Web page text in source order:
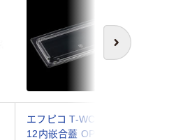
次へ
エフピコ T-WCU21-
12内嵌合蓋 OPS